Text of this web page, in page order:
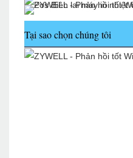
Tại sao chọn chúng tôi